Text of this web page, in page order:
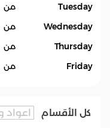
Tuesday
من
Wednesday
من
Thursday
من
Friday
من
كل الأقسام